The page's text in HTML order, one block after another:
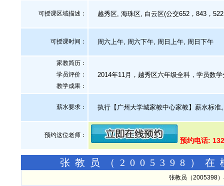
可授课区域描述： 越秀区, 海珠区, 白云区(公交652，843，
可授课时间： 周六上午, 周六下午, 周日上午, 周日下午
家教简历：
学员评价：
教学成果：
2014年11月，越秀区六年级全科，学员数
薪水要求： 执行【广州大学城家教中心家教】薪水标准
预约这位老师：
预约电话:
张教员（2005398）在
张教员（2005398